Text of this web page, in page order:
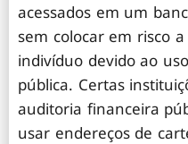
acessados ​​em um
sem colocar em risco
indivíduo devido ao
pública. Certas
auditoria financeira
usar endereços de